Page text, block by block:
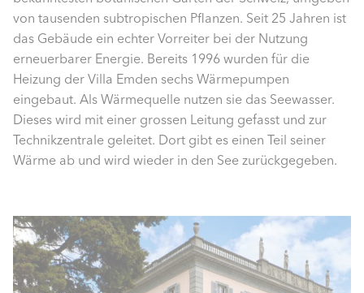
von tausenden subtropischen Pflanzen. Seit 25 Jahren ist
das Gebäude ein echter Vorreiter bei der Nutzung
erneuerbarer Energie. Bereits 1996 wurden für die
Heizung der Villa Emden sechs Wärmepumpen
eingebaut. Als Wärmequelle nutzen sie das Seewasser.
Dieses wird mit einer grossen Leitung gefasst und zur
Technikzentrale geleitet. Dort gibt es einen Teil seiner
Wärme ab und wird wieder in den See zurückgegeben.